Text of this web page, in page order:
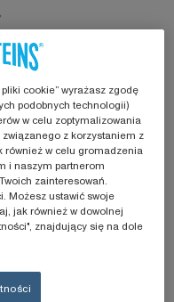
kolagenu:kolagen
wszystkim
kolagenu
i łuski ryb. Z kolei
ze skóry, kości i
wołowy, stanowią
cookie” wyrażasz zgodę
podobnych technologii)
w celu zoptymalizowania
z korzystaniem z
również w celu gromadzenia
i naszym partnerom
zainteresowań.
Możesz ustawić swoje
jak również w dowolnej
znajdujący się na dole